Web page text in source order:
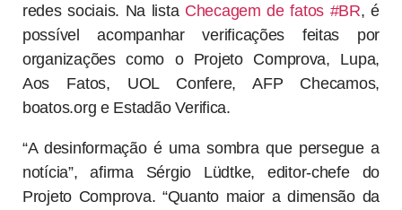
redes sociais. Na lista Checagem de fatos #BR, é
possível acompanhar verificações feitas por
organizações como o Projeto Comprova, Lupa,
Aos Fatos, UOL Confere, AFP Checamos,
boatos.org e Estadão Verifica.
“A desinformação é uma sombra que persegue a
notícia”, afirma Sérgio Lüdtke, editor-chefe do
Projeto Comprova. “Quanto maior a dimensão da